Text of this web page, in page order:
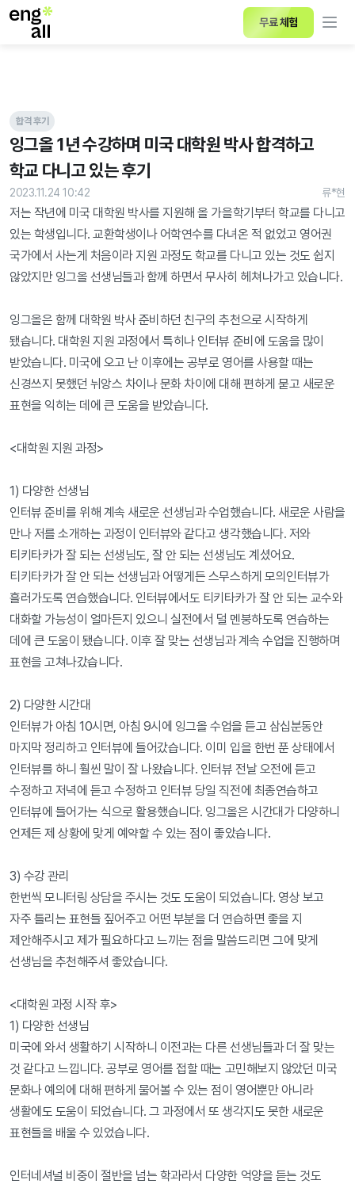
합격 후기
잉그올 1년 수강하며 미국 대학원 박사 합격하고
학교 다니고 있는 후기
2023.11.24 10:42 류*현
저는 작년에 미국 대학원 박사를 지원해 올 가을학기부터 학교를 다니고
있는 학생입니다. 교환학생이나 어학연수를 다녀온 적 없었고 영어권
국가에서 사는게 처음이라 지원 과정도 학교를 다니고 있는 것도 쉽지
않았지만 잉그올 선생님들과 함께 하면서 무사히 헤쳐나가고 있습니다.
잉그올은 함께 대학원 박사 준비하던 친구의 추천으로 시작하게
됐습니다. 대학원 지원 과정에서 특히나 인터뷰 준비에 도움을 많이
받았습니다. 미국에 오고 난 이후에는 공부로 영어를 사용할 때는
신경쓰지 못했던 뉘앙스 차이나 문화 차이에 대해 편하게 묻고 새로운
표현을 익히는 데에 큰 도움을 받았습니다.
<대학원 지원 과정>
1) 다양한 선생님
인터뷰 준비를 위해 계속 새로운 선생님과 수업했습니다. 새로운 사람을
만나 저를 소개하는 과정이 인터뷰와 같다고 생각했습니다. 저와
티키타카가 잘 되는 선생님도, 잘 안 되는 선생님도 계셨어요.
티키타카가 잘 안 되는 선생님과 어떻게든 스무스하게 모의인터뷰가
흘러가도록 연습했습니다. 인터뷰에서도 티키타카가 잘 안 되는 교수와
대화할 가능성이 얼마든지 있으니 실전에서 덜 멘붕하도록 연습하는
데에 큰 도움이 됐습니다. 이후 잘 맞는 선생님과 계속 수업을 진행하며
표현을 고쳐나갔습니다.
2) 다양한 시간대
인터뷰가 아침 10시면, 아침 9시에 잉그올 수업을 듣고 삼십분동안
마지막 정리하고 인터뷰에 들어갔습니다. 이미 입을 한번 푼 상태에서
인터뷰를 하니 훨씬 말이 잘 나왔습니다. 인터뷰 전날 오전에 듣고
수정하고 저녁에 듣고 수정하고 인터뷰 당일 직전에 최종연습하고
인터뷰에 들어가는 식으로 활용했습니다. 잉그올은 시간대가 다양하니
언제든 제 상황에 맞게 예약할 수 있는 점이 좋았습니다.
3) 수강 관리
한번씩 모니터링 상담을 주시는 것도 도움이 되었습니다. 영상 보고
자주 틀리는 표현들 짚어주고 어떤 부분을 더 연습하면 좋을 지
제안해주시고 제가 필요하다고 느끼는 점을 말씀드리면 그에 맞게
선생님을 추천해주셔 좋았습니다.
<대학원 과정 시작 후>
1) 다양한 선생님
미국에 와서 생활하기 시작하니 이전과는 다른 선생님들과 더 잘 맞는
것 같다고 느낍니다. 공부로 영어를 접할 때는 고민해보지 않았던 미국
문화나 예의에 대해 편하게 물어볼 수 있는 점이 영어뿐만 아니라
생활에도 도움이 되었습니다. 그 과정에서 또 생각지도 못한 새로운
표현들을 배울 수 있었습니다.
인터네셔널 비중이 절반을 넘는 학과라서 다양한 억양을 듣는 것도
무료 체험